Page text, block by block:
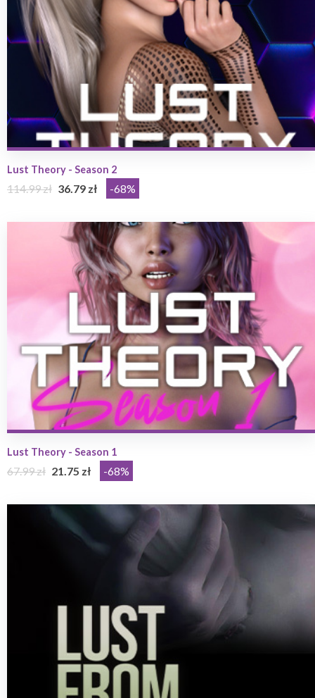
Lust Theory - Season 2
114.99 zł 36.79 zł -68%
Lust Theory - Season 1
67.99 zł 21.75 zł -68%